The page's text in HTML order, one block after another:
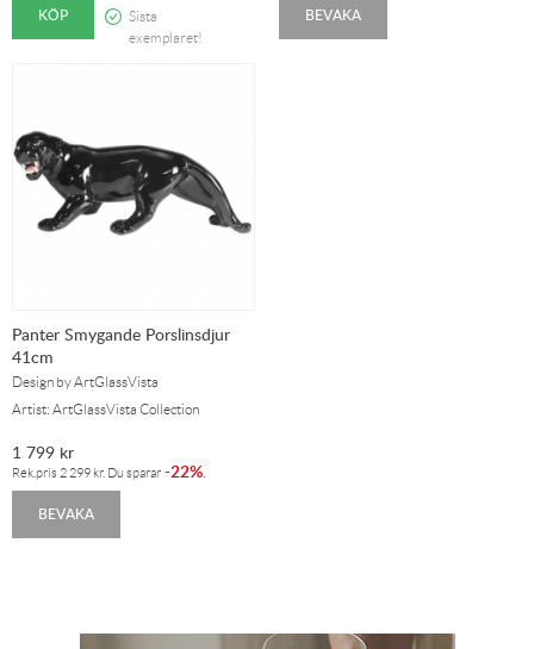
KÖP
Sista
exemplaret!
BEVAKA
Panter Smygande Porslinsdjur
41cm
Design by ArtGlassVista
Artist: ArtGlassVista Collection
1 799 kr
Rek.pris 2 299 kr. Du sparar -22%.
BEVAKA